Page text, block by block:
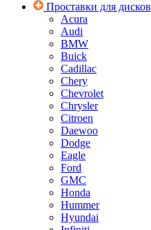
Проставки для дисков
Acura
Audi
BMW
Buick
Cadillac
Chery
Chevrolet
Chrysler
Citroen
Daewoo
Dodge
Eagle
Ford
GMC
Honda
Hummer
Hyundai